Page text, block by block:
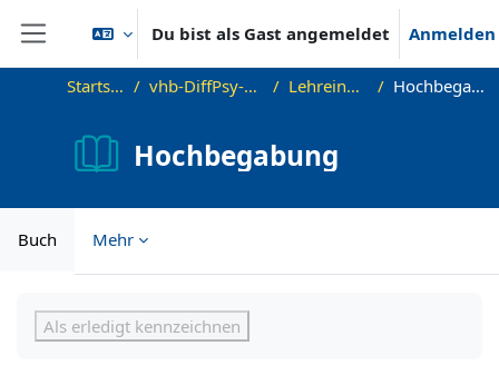
Website-Übersicht
Du bist als Gast angemeldet Anmelden
Startseite vhb-DiffPsy-Demo Lehreinheit 6 Hochbegabung
Hochbegabung
Buch Mehr
Als erledigt kennzeichnen